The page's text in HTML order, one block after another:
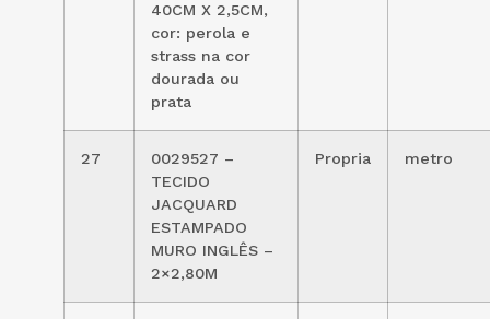
40CM X 2,5CM,
cor: perola e
strass na cor
dourada ou
prata
27
0029527 –
TECIDO
JACQUARD
ESTAMPADO
MURO INGLÊS –
2×2,80M
Propria metro